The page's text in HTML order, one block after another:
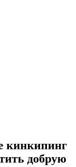
кинкипинг
добрую